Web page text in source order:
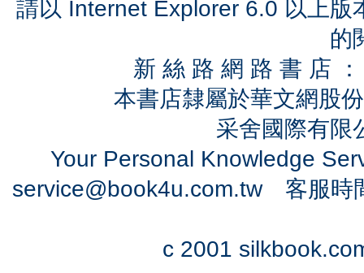
請以 Internet Explorer 6.0 以上
的
新 絲 路 網 路 書 店
本書店隸屬於華文網股
采舍國際有
Your Personal Knowledge
service@book4u.com.tw客服時
c 2001